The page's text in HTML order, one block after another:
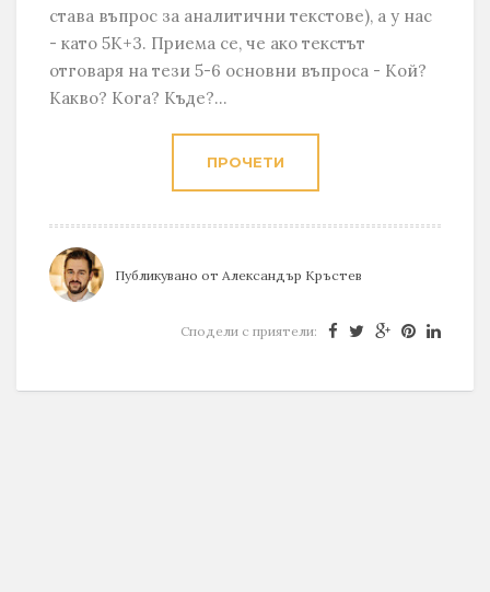
става въпрос за аналитични текстове), а у нас
- като 5К+3. Приема се, че ако текстът
отговаря на тези 5-6 основни въпроса - Кой?
Какво? Кога? Къде?...
ПРОЧЕТИ
Публикувано от Александър Кръстев
Сподели с приятели: